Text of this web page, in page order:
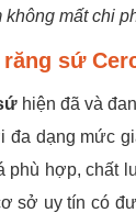
không mất chi
sứ
hiện đã và
đa dạng mức
phù hợp, chất
sở uy tín có